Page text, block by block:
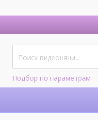
Подбор по параметрам